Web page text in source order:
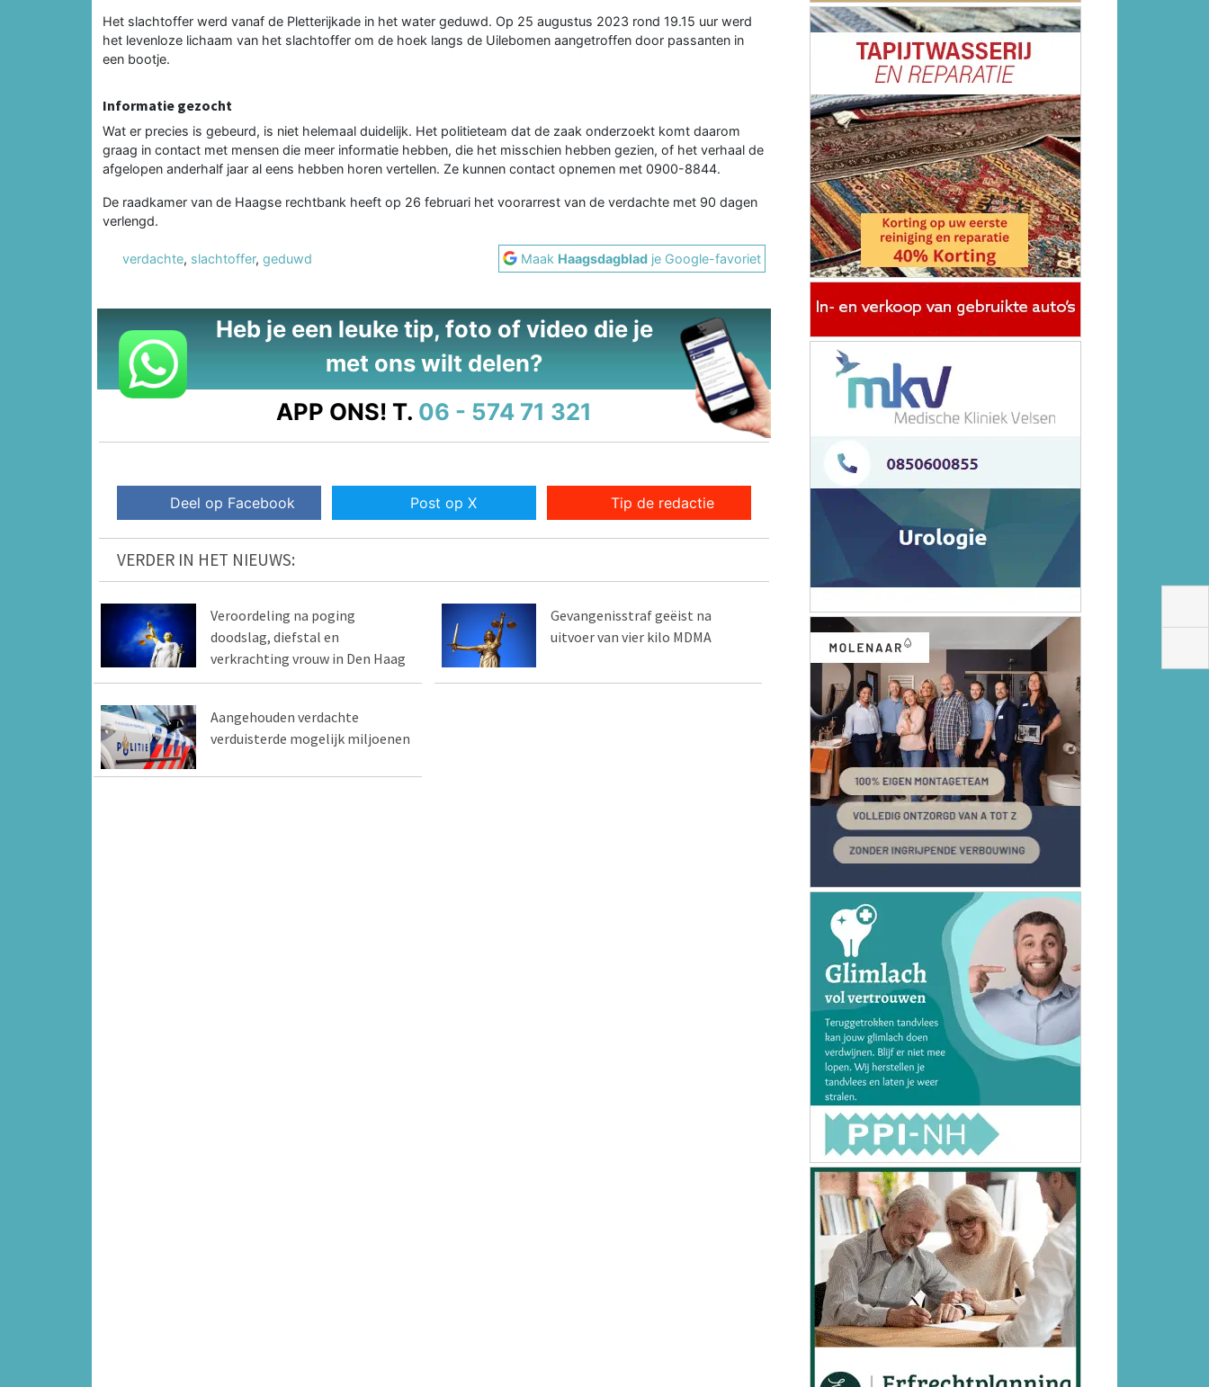
Het slachtoffer werd vanaf de Pletterijkade in het water geduwd. Op 25 augustus 2023 rond 19.15 uur werd
het levenloze lichaam van het slachtoffer om de hoek langs de Uilebomen aangetroffen door passanten in
een bootje.
Informatie gezocht
Wat er precies is gebeurd, is niet helemaal duidelijk. Het politieteam dat de zaak onderzoekt komt daarom
graag in contact met mensen die meer informatie hebben, die het misschien hebben gezien, of het verhaal de
afgelopen anderhalf jaar al eens hebben horen vertellen. Ze kunnen contact opnemen met 0900-8844.
De raadkamer van de Haagse rechtbank heeft op 26 februari het voorarrest van de verdachte met 90 dagen
verlengd.
verdachte, slachtoffer, geduwd Maak Haagsdagblad je Google-favoriet
Heb je een leuke tip, foto of video die je
met ons wilt delen?
APP ONS! T. 06 - 574 71 321
Deel op Facebook Post op X Tip de redactie
VERDER IN HET NIEUWS:
Veroordeling na poging
doodslag, diefstal en
verkrachting vrouw in Den Haag
Gevangenisstraf geëist na
uitvoer van vier kilo MDMA
Aangehouden verdachte
verduisterde mogelijk miljoenen